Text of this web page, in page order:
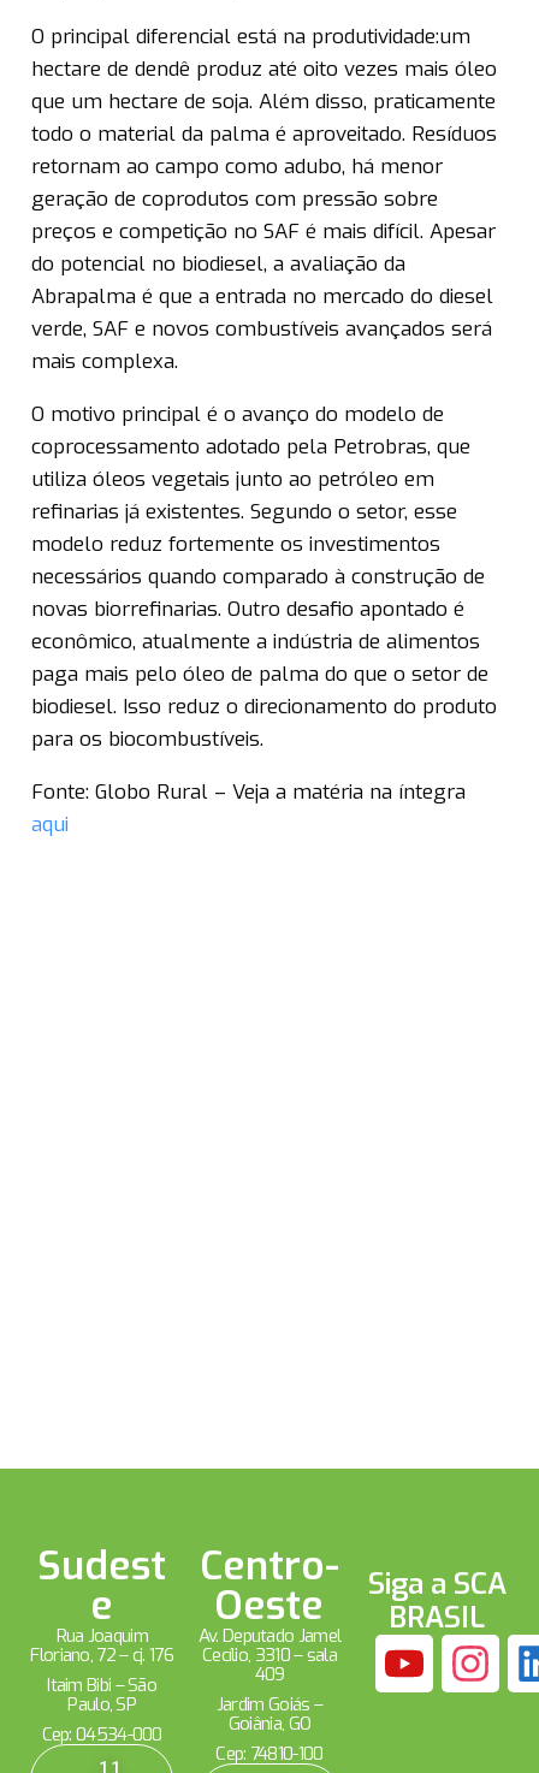
O principal diferencial está na produtividade:um
hectare de dendê produz até oito vezes mais óleo
que um hectare de soja. Além disso, praticamente
todo o material da palma é aproveitado. Resíduos
retornam ao campo como adubo, há menor
geração de coprodutos com pressão sobre
preços e competição no SAF é mais difícil. Apesar
do potencial no biodiesel, a avaliação da
Abrapalma é que a entrada no mercado do diesel
verde, SAF e novos combustíveis avançados será
mais complexa.
O motivo principal é o avanço do modelo de
coprocessamento adotado pela Petrobras, que
utiliza óleos vegetais junto ao petróleo em
refinarias já existentes. Segundo o setor, esse
modelo reduz fortemente os investimentos
necessários quando comparado à construção de
novas biorrefinarias. Outro desafio apontado é
econômico, atualmente a indústria de alimentos
paga mais pelo óleo de palma do que o setor de
biodiesel. Isso reduz o direcionamento do produto
para os biocombustíveis.
Fonte: Globo Rural – Veja a matéria na íntegra
aqui
Sudest
e
Rua Joaquim
Floriano, 72 – cj. 176
Itaim Bibi – São
Paulo, SP
Cep: 04534-000
11
Centro-
Oeste
Av. Deputado Jamel
Cecílio, 3310 – sala
409
Jardim Goiás –
Goiânia, GO
Cep: 74810-100
Siga a SCA
BRASIL